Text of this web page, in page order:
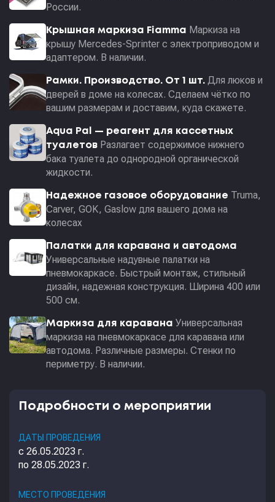
России.
Крышная маркиза Fiamma Маркиза на
крышу Mercedes-Sprinter с электроприводом и
адаптером. В наличии.
Рамки. Производство. От 1 шт. Для люков и
дверей в доме на колесах. Сделаем чётко по
вашим размерам и доставим, куда скажете.
Aqua Pal — pеагент для кассетных
туалетов Разлагает содержимое нижнего
бака туалета до однородной органической
жидкости.
Надежное газовое оборудование Truma,
Carver, GOK, Gaslow для вашего дома на
колесах
Палатки для каравана и автодома
Универсальные надувные палатки на
пневмокаркасе. Быстрый монтаж, стильный
дизайн, надежная конструкция. Ширина 400 или
500 см.
Маркиза для каравана Универсальная
маркиза на пневмокаркасе для каравана или
автодома. Различные размеры. Стенки по
периметру. В наличии.
Подробности о мероприятии
ДАТЫ ПРОВЕДЕНИЯ
с 26.05.2023 г.
по 28.05.2023 г.
МЕСТО ПРОВЕДЕНИЯ